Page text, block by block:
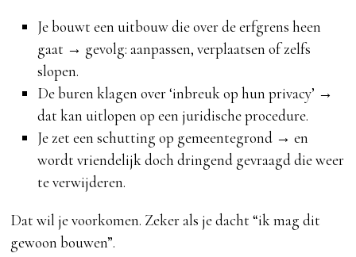
Je bouwt een uitbouw die over de erfgrens heen
gaat → gevolg: aanpassen, verplaatsen of zelfs
slopen.
De buren klagen over ‘inbreuk op hun privacy’ →
dat kan uitlopen op een juridische procedure.
Je zet een schutting op gemeentegrond → en
wordt vriendelijk doch dringend gevraagd die weer
te verwijderen.
Dat wil je voorkomen. Zeker als je dacht “ik mag dit
gewoon bouwen”.